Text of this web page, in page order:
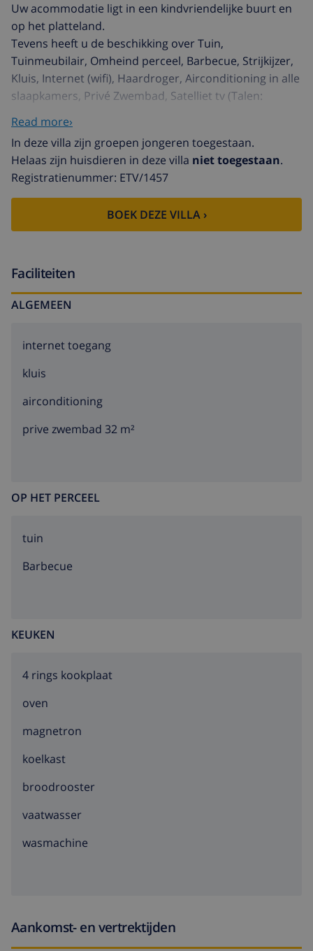
Uw acommodatie ligt in een kindvriendelijke buurt en
op het platteland.
Tevens heeft u de beschikking over Tuin,
Tuinmeubilair, Omheind perceel, Barbecue, Strijkijzer,
Kluis, Internet (wifi), Haardroger, Airconditioning in alle
slaapkamers, Privé Zwembad, Satelliet tv (Talen:
Engels, Duits), Radio.
De aparte keuken, met gasfornuis, is uitgerust met
koelkast, magnetron, oven, vriezer, wasmachine,
vaatwasmachine, servies/bestek, keukengerei,
koffiezetapparaat, frituurpan, broodrooster en
waterkoker.
Read more›
In deze villa zijn groepen jongeren toegestaan.
Helaas zijn huisdieren in deze villa niet toegestaan.
Registratienummer: ETV/1457
BOEK DEZE VILLA ›
Faciliteiten
ALGEMEEN
internet toegang
kluis
airconditioning
prive zwembad 32 m²
OP HET PERCEEL
tuin
barbecue
KEUKEN
4 rings kookplaat
oven
magnetron
koelkast
broodrooster
vaatwasser
wasmachine
Aankomst- en vertrektijden